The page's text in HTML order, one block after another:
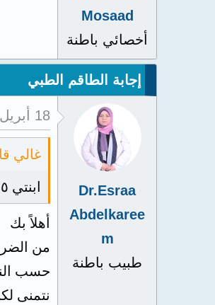
Mosaad
أخصائي باطنة
إجابة الطاقم الطبي
Dr.Esraa
Abdelkaree
m
طبيب باطنة
18 أبريل 2022
غالي
ابنتي ٥ اشهر برازها لين اخضر رائحته كريهه وفيه مخاط
أهلاً بك
من
حسب
نتمنى